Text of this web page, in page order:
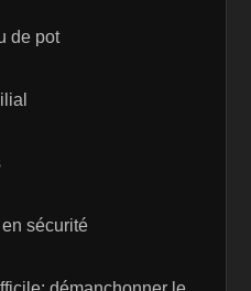
de pot
sécurité